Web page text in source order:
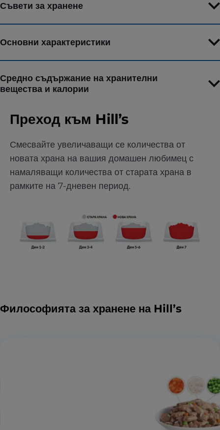
Съвети за хранене
Основни характеристики
Средно съдържание на хранителни
вещества и калории
Преход към Hill’s
Смесвайте увеличаващи се количества от
новата храна на вашия домашен любимец с
намаляващи количества от старата храна в
рамките на 7-дневен период.
Философията за хранене на Hill’s